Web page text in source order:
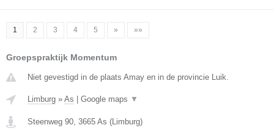
1 2 3 4 5 » »»
Groepspraktijk Momentum
Niet gevestigd in de plaats Amay en in de provincie Luik.
Limburg » As Google maps ▼
Steenweg 90, 3665 As (Limburg)